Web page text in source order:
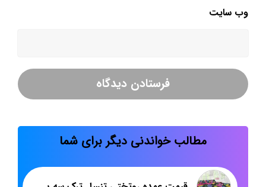
وب‌ سایت
مطالب خواندنی دیگر برای شما